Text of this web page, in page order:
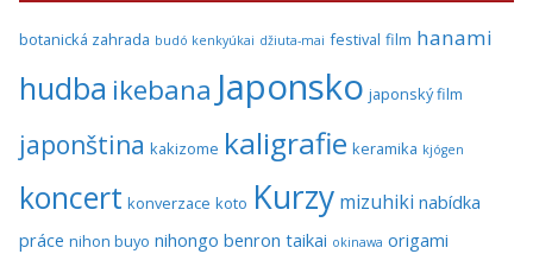
botanická zahrada budó kenkyúkai džiuta-mai festival film hanami
hudba ikebana Japonsko japonský film
japonština kakizome kaligrafie keramika kjógen
koncert konverzace koto Kurzy mizuhiki nabídka
práce nihon buyo nihongo benron taikai okinawa origami